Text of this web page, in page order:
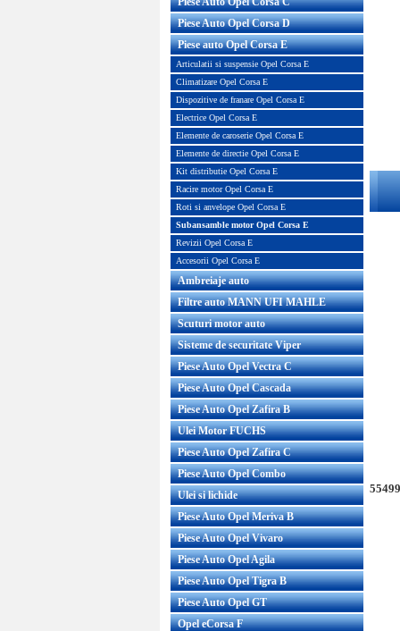
Piese Auto Opel Corsa D
Piese auto Opel Corsa E
Articulatii si suspensie Opel Corsa E
Climatizare Opel Corsa E
Dispozitive de franare Opel Corsa E
Electrice Opel Corsa E
Elemente de caroserie Opel Corsa E
Elemente de directie Opel Corsa E
Kit distributie Opel Corsa E
Racire motor Opel Corsa E
Roti si anvelope Opel Corsa E
Subansamble motor Opel Corsa E
Revizii Opel Corsa E
Accesorii Opel Corsa E
Ambreiaje auto
Filtre auto MANN UFI MAHLE
Scuturi motor auto
Sisteme de securitate Viper
Piese Auto Opel Vectra C
Piese Auto Opel Cascada
Piese Auto Opel Zafira B
Ulei Motor FUCHS
Piese Auto Opel Zafira C
Piese Auto Opel Combo
Ulei si lichide
Piese Auto Opel Meriva B
Piese Auto Opel Vivaro
Piese Auto Opel Agila
Piese Auto Opel Tigra B
Piese Auto Opel GT
Opel eCorsa F